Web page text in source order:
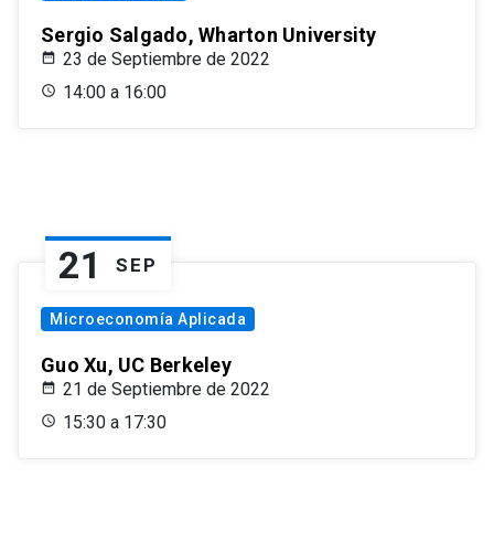
Sergio Salgado, Wharton University
23 de Septiembre de 2022
14:00 a 16:00
21 SEP
Microeconomía Aplicada
Guo Xu, UC Berkeley
21 de Septiembre de 2022
15:30 a 17:30